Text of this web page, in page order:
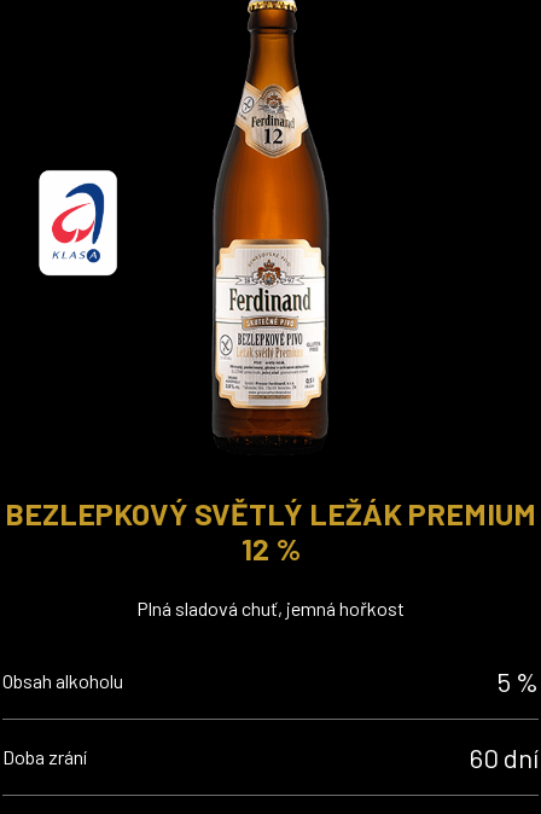
BEZLEPKOVÝ SVĚTLÝ LEŽÁK PREMIUM
12 %
Plná sladová chuť, jemná hořkost
Obsah alkoholu 5 %
Doba zrání 60 dní